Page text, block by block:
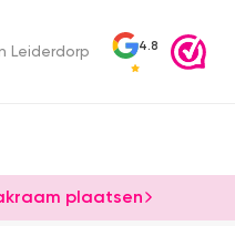
Leiderdorp 4.8
plaatsen